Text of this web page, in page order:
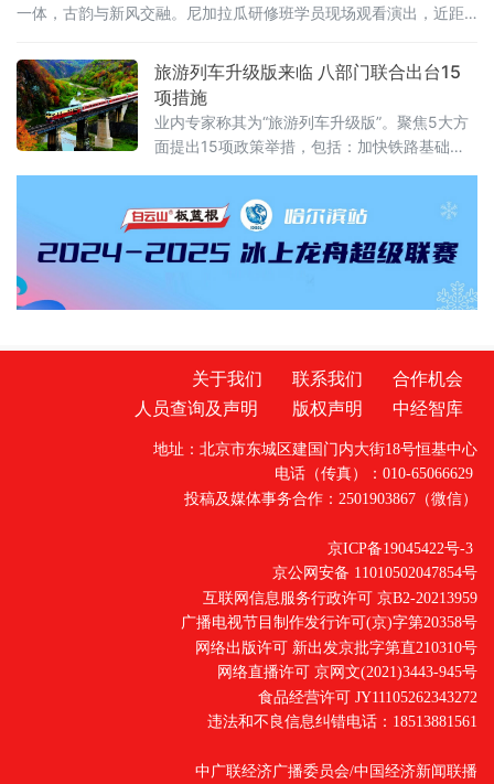
一体，古韵与新风交融。尼加拉瓜研修班学员现场观看演出，近距
旅游列车升级版来临 八部门联合出台15
项措施
业内专家称其为“旅游列车升级版”。聚焦5大方
面提出15项政策举措，包括：加快铁路基础设
铁路旅游服务水平、加强铁路旅游运行保障、
强化政策保障支持，旨在推动铁路与旅游深度
融合发展、相互赋能，释放铁路旅游消费潜
力，更好满足人民群众美好生活需要
关于我们 联系我们
合作机会
人员查询及声明
版权声明 中经智库
地址：北京市东城区建国门内大街18号恒基中心
电话（传真）：010-65066629
投稿及媒体事务合作：2501903867（微信）
京ICP备19045422号-3
京公网安备 11010502047854号
互联网信息服务行政许可 京B2-20213959
广播电视节目制作发行许可(京)字第20358号
网络出版许可 新出发京批字第直210310号
网络直播许可 京网文(2021)3443-945号
食品经营许可 JY11105262343272
违法和不良信息纠错电话：18513881561
中广联经济广播委员会/中国经济新闻联播